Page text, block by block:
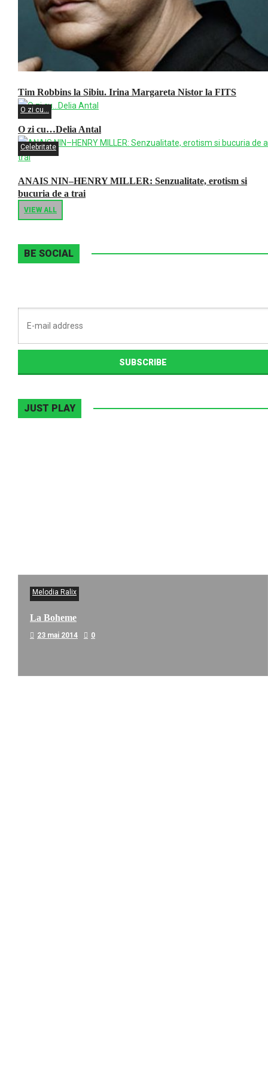
Tim Robbins la Sibiu. Irina Margareta Nistor la FITS
O zi cu...
O zi cu…Delia Antal
Celebritate
ANAIS NIN–HENRY MILLER: Senzualitate, erotism si
bucuria de a trai
VIEW ALL
BE SOCIAL
JUST PLAY
Melodia Ralix
La Boheme
23 mai 2014 0